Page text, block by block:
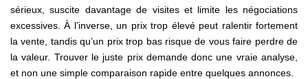
sérieux, suscite davantage de visites et limite les négociations
excessives. À l’inverse, un prix trop élevé peut ralentir fortement
la vente, tandis qu’un prix trop bas risque de vous faire perdre de
la valeur. Trouver le juste prix demande donc une vraie analyse,
et non une simple comparaison rapide entre quelques annonces.